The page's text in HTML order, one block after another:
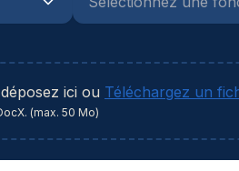
confort du personnel médical et
ici ou Téléchargez un
(max. 50 Mo)